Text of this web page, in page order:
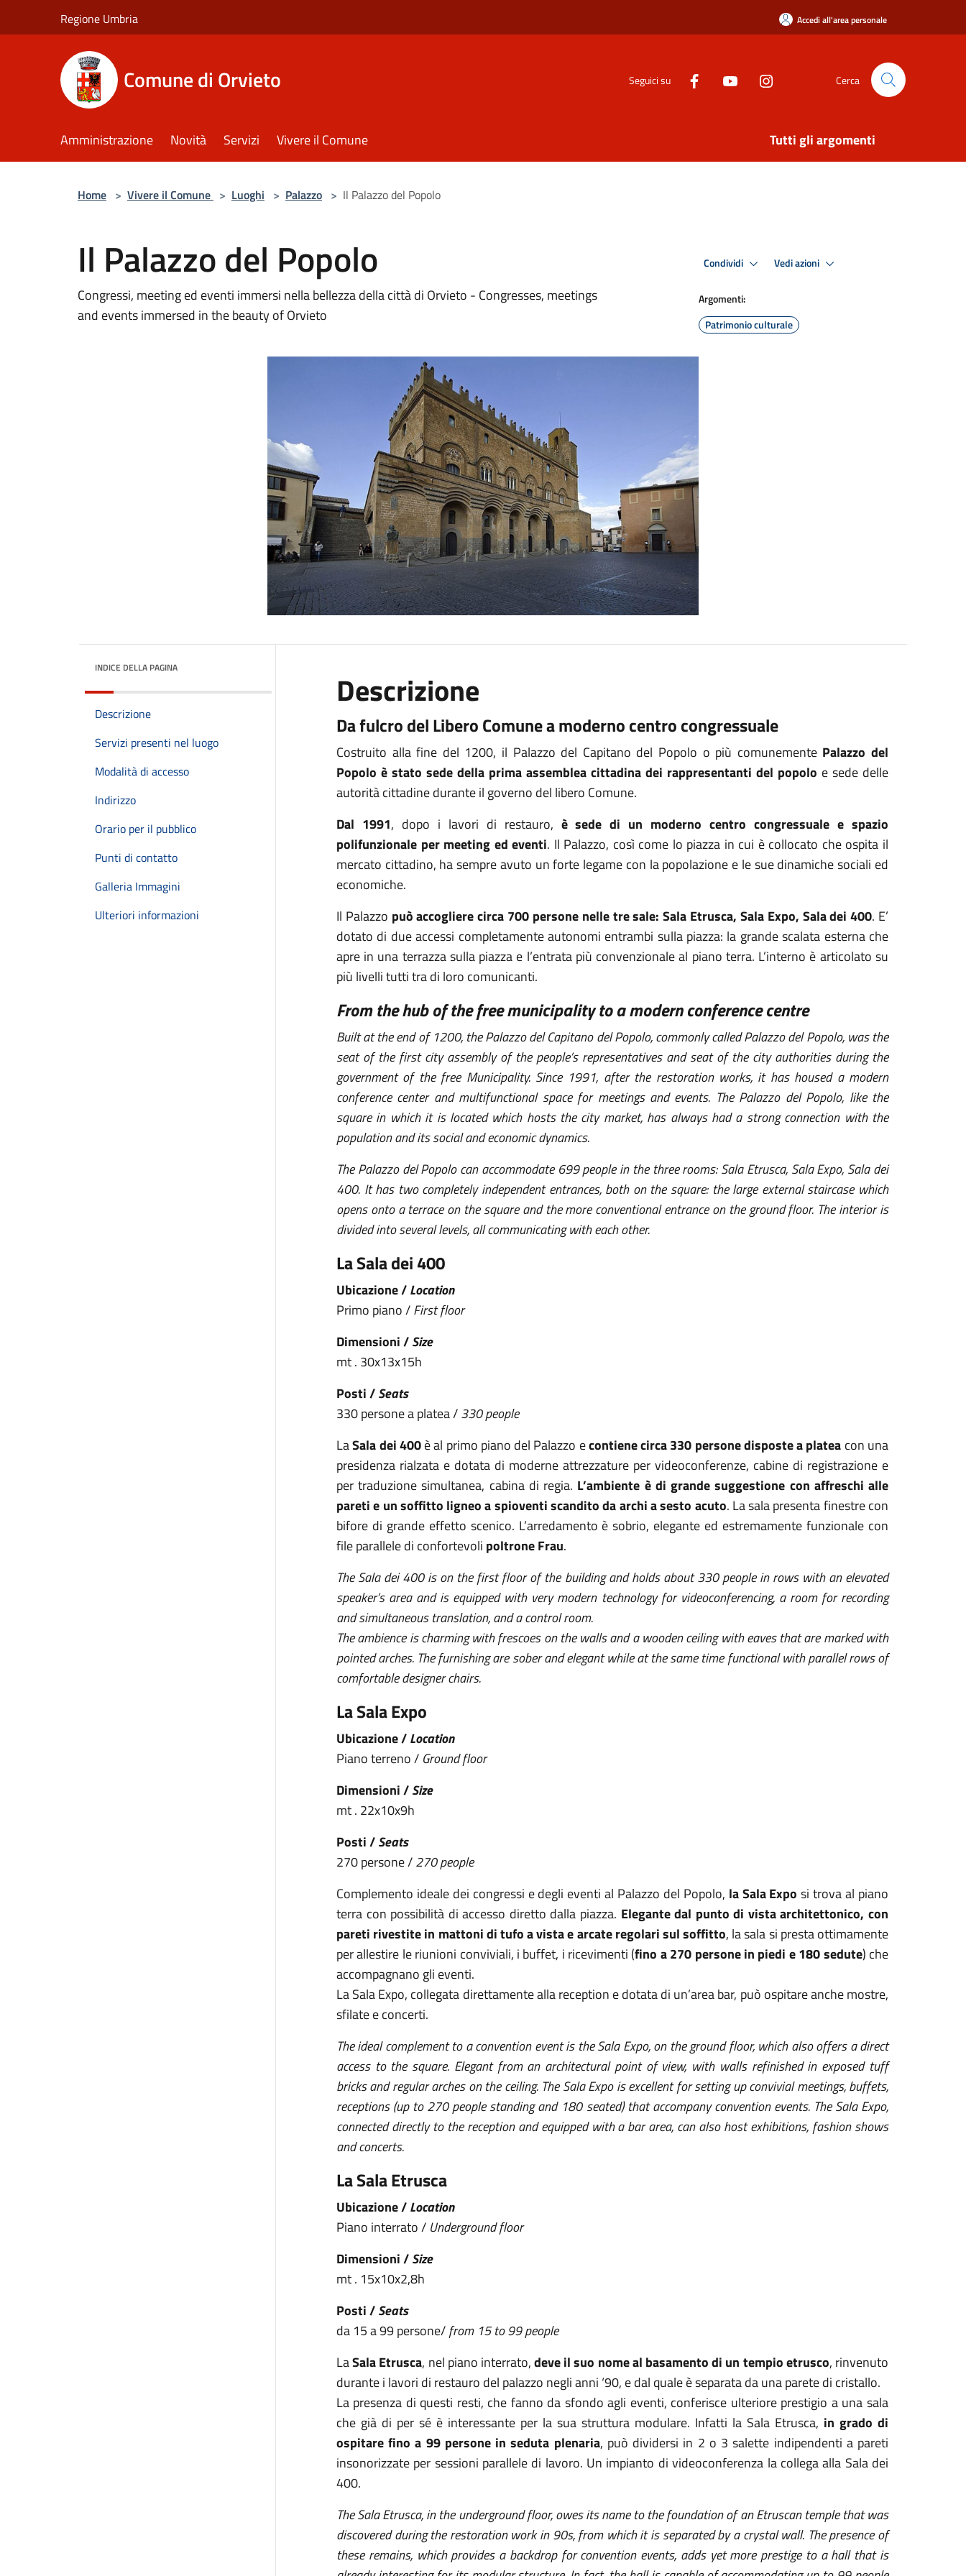
Regione Umbria Accedi all'area personale
Comune di Orvieto Seguici su Cerca
Amministrazione Novità Servizi Vivere il Comune Tutti gli argomenti
Home > Vivere il Comune > Luoghi > Palazzo > Il Palazzo del Popolo
Il Palazzo del Popolo
Congressi, meeting ed eventi immersi nella bellezza della città di Orvieto - Congresses, meetings
and events immersed in the beauty of Orvieto
Condividi Vedi azioni
Argomenti:
Patrimonio culturale
INDICE DELLA PAGINA
Descrizione
Servizi presenti nel luogo
Modalità di accesso
Indirizzo
Orario per il pubblico
Punti di contatto
Galleria Immagini
Ulteriori informazioni
Descrizione
Da fulcro del Libero Comune a moderno centro congressuale
Costruito alla fine del 1200, il Palazzo del Capitano del Popolo o più comunemente Palazzo del
Popolo è stato sede della prima assemblea cittadina dei rappresentanti del popolo e sede delle
autorità cittadine durante il governo del libero Comune.
Dal 1991, dopo i lavori di restauro, è sede di un moderno centro congressuale e spazio
polifunzionale per meeting ed eventi. Il Palazzo, così come lo piazza in cui è collocato che ospita il
mercato cittadino, ha sempre avuto un forte legame con la popolazione e le sue dinamiche sociali ed
economiche.
Il Palazzo può accogliere circa 700 persone nelle tre sale: Sala Etrusca, Sala Expo, Sala dei 400. E’
dotato di due accessi completamente autonomi entrambi sulla piazza: la grande scalata esterna che
apre in una terrazza sulla piazza e l’entrata più convenzionale al piano terra. L’interno è articolato su
più livelli tutti tra di loro comunicanti.
From the hub of the free municipality to a modern conference centre
Built at the end of 1200, the Palazzo del Capitano del Popolo, commonly called Palazzo del Popolo, was the
seat of the first city assembly of the people’s representatives and seat of the city authorities during the
government of the free Municipality. Since 1991, after the restoration works, it has housed a modern
conference center and multifunctional space for meetings and events. The Palazzo del Popolo, like the
square in which it is located which hosts the city market, has always had a strong connection with the
population and its social and economic dynamics.
The Palazzo del Popolo can accommodate 699 people in the three rooms: Sala Etrusca, Sala Expo, Sala dei
400. It has two completely independent entrances, both on the square: the large external staircase which
opens onto a terrace on the square and the more conventional entrance on the ground floor. The interior is
divided into several levels, all communicating with each other.
La Sala dei 400
Ubicazione /Location
Primo piano /First floor
Dimensioni /Size
mt . 30x13x15h
Posti /Seats
330 persone a platea /330 people
LaSala dei 400è al primo piano del Palazzo econtiene circa 330 persone disposte a platea con una
presidenza rialzata e dotata di moderne attrezzature per videoconferenze, cabine di registrazione e
per traduzione simultanea, cabina di regia. L’ambiente è di grande suggestione con affreschi alle
pareti e un soffitto ligneo a spioventi scandito da archia sesto acuto. La sala presenta finestre con
bifore di grande effetto scenico. L’arredamento è sobrio, elegante ed estremamente funzionale con
file parallele di confortevoli poltroneFrau.
The Sala dei 400 is on the first floor of the building and holds about 330 people in rows with an elevated
speaker’s area and is equipped with very modern technology for videoconferencing, a room for recording
and simultaneous translation, and a control room.
The ambience is charming with frescoes on the walls and a wooden ceiling with eaves that are marked with
pointed arches. The furnishing are sober and elegant while at the same time functional with parallel rows of
comfortable designer chairs.
La Sala Expo
Ubicazione /Location
Piano terreno / Ground floor
Dimensioni /Size
mt . 22x10x9h
Posti /Seats
270 persone /270 people
Complemento ideale dei congressi e degli eventi al Palazzo del Popolo, la Sala Expo si trova al piano
terra con possibilità di accesso diretto dalla piazza. Elegante dal punto di vista architettonico, con
pareti rivestitein mattoni di tufo a vista e arcate regolari sul soffitto, la sala si presta ottimamente
per allestire le riunioni conviviali, i buffet, i ricevimenti (fino a 270 persone in piedi e 180 sedute) che
accompagnano gli eventi.
La Sala Expo, collegata direttamente alla reception e dotata di un’area bar, può ospitare anche mostre,
sfilate e concerti.
The ideal complement to a convention event is the Sala Expo, on the ground floor, which also offers a direct
access to the square. Elegant from an architectural point of view, with walls refinished in exposed tuff
bricks and regular arches on the ceiling. The Sala Expo is excellent for setting up convivial meetings, buffets,
receptions (up to 270 people standing and 180 seated) that accompany convention events. The Sala Expo,
connected directly to the reception and equipped with a bar area, can also host exhibitions, fashion shows
and concerts.
La Sala Etrusca
Ubicazione /Location
Piano interrato /Underground floor
Dimensioni /Size
mt . 15x10x2,8h
Posti /Seats
da 15 a 99 persone/from 15 to 99 people
LaSala Etrusca, nel piano interrato,deve il suo nome al basamentodi un tempio etrusco, rinvenuto
durante i lavori di restauro del palazzo negli anni ‘90, e dal quale è separata da una parete di cristallo.
La presenza di questi resti, che fanno da sfondo agli eventi, conferisce ulteriore prestigio a una sala
che già di per sé è interessante per la sua struttura modulare. Infatti la Sala Etrusca, in grado di
ospitare fino a 99 persone in seduta plenaria, può dividersi in 2 o 3 salette indipendenti a pareti
insonorizzate per sessioni parallele di lavoro. Un impianto di videoconferenza la collega alla Sala dei
400.
The Sala Etrusca, in the underground floor, owes its name to the foundation of an Etruscan temple that was
discovered during the restoration work in 90s, from which it is separated by a crystal wall. The presence of
these remains, which provides a backdrop for convention events, adds yet more prestige to a hall that is